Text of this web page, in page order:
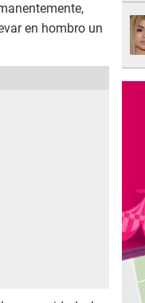
en hombro un